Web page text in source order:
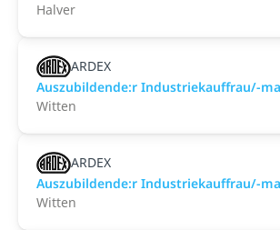
Halver
ARDEX
Auszubildende:r Industriekauffrau/-
Witten
ARDEX
Auszubildende:r Industriekauffrau/-
Witten